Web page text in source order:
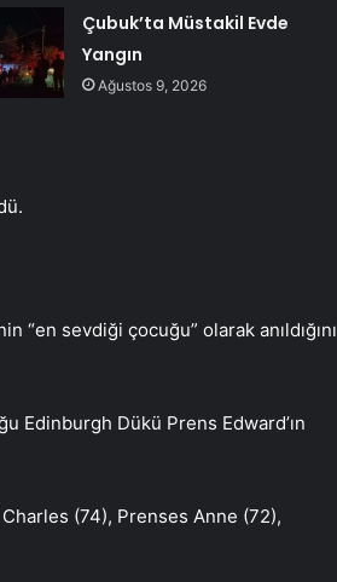
Çubuk’ta Müstakil Evde
Yangın
Ağustos 9, 2026
“en sevdiği çocuğu” olarak anıldığını
Edinburgh Dükü Prens Edward’ın
(74), Prenses Anne (72),